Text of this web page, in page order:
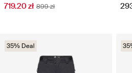
719.20 zł 899 zł
35% Deal